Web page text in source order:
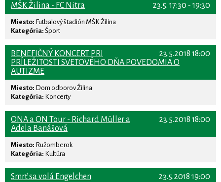
23.5. 17:30 - 19:30
MŠK Žilina - FC Nitra
Miesto: Futbalový štadión MŠK Žilina
Kategória: Šport
23.5.2018 18:00
BENEFIČNÝ KONCERT PRI
PRÍLEŽITOSTI SVETOVÉHO DŇA POVEDOMIA O
AUTIZME
Miesto: Dom odborov Žilina
Kategória: Koncerty
23.5.2018 18:00
ONA a ON Tour - Richard Müller a
Adela Banášová
Miesto: Ružomberok
Kategória: Kultúra
23.5.2018 19:00
Smrť sa volá Engelchen